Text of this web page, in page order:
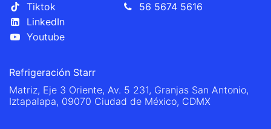
Tiktok
LinkedIn
Youtube
56 5674 5616
Refrigeración Starr
Matriz, Eje 3 Oriente, Av. 5 231, Granjas San Antonio,
Iztapalapa, 09070 Ciudad de México, CDMX